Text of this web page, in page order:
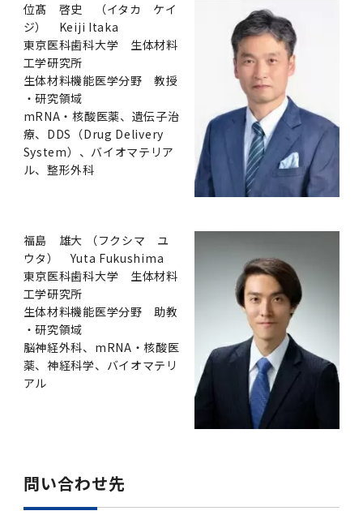
位髙 啓史 （イタカ ケイ
ジ） Keiji Itaka
東京医科歯科大学 生体材料
工学研究所
生体材料機能医学分野 教授
・研究領域
mRNA・核酸医薬、遺伝子治
療、DDS（Drug Delivery
System）、バイオマテリア
ル、整形外科
福島 雄大 （フクシマ ユ
ウタ） Yuta Fukushima
東京医科歯科大学 生体材料
工学研究所
生体材料機能医学分野 助教
・研究領域
脳神経外科、mRNA・核酸医
薬、神経科学、バイオマテリ
アル
問い合わせ先